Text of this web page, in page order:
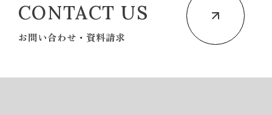
CONTACT US
お問い合わせ・資料請求